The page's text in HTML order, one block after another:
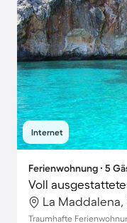
Internet
Ferienwohnung ∙ 5
La Maddalena,
Traumhafte